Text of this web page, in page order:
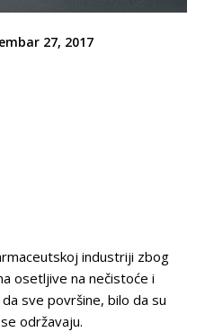
27, 2017
industriji zbog
osetljive na nečistoće i
sve površine, bilo da su
održavaju.